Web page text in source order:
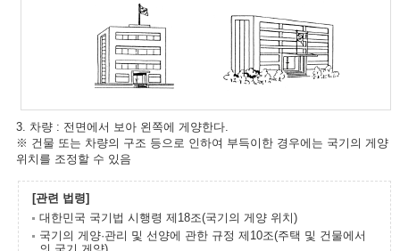
3. 차량 : 전면에서 보아 왼쪽에 게양한다.
※ 건물 또는 차량의 구조 등으로 인하여 부득이한 경우에는 국기의 게양
위치를 조정할 수 있음
[관련 법령]
대한민국 국기법 시행령 제18조(국기의 게양 위치)
국기의 게양·관리 및 선양에 관한 규정 제10조(주택 및 건물에서